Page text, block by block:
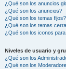
¿Qué son los anuncios
¿Qué son los anuncios?
¿Qué son los temas fijos?
¿Qué son los temas
¿Qué son los iconos
Niveles de usuario y
¿Qué son los
¿Qué son los